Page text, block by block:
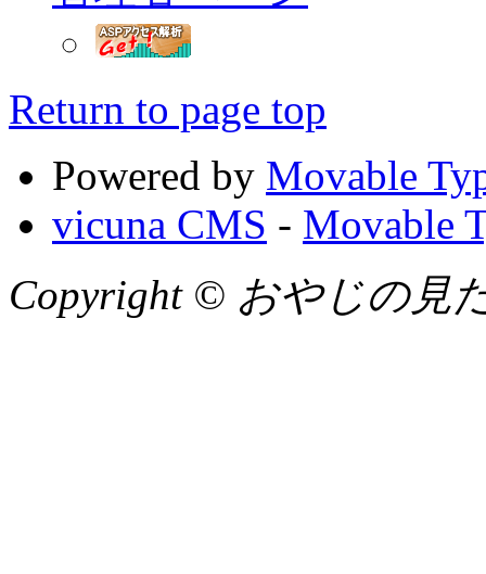
Return to page top
Powered by Movable
vicuna CMS - Movable
Copyright © おやじの見